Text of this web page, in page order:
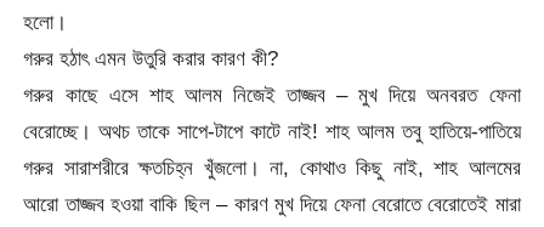
হলো।
গরুর হঠাৎ এমন উতুরি করার কারণ কী?
গরুর কাছে এসে শাহ আলম নিজেই তাজ্জব – মুখ দিয়ে অনবরত ফেনা
বেরোচ্ছে। অথচ তাকে সাপে-টাপে কাটে নাই! শাহ আলম তবু হাতিয়ে-পাতিয়ে
গরুর সারাশরীরে ক্ষতচিহ্ন খুঁজলো। না, কোথাও কিছু নাই, শাহ আলমের
আরো তাজ্জব হওয়া বাকি ছিল – কারণ মুখ দিয়ে ফেনা বেরোতে বেরোতেই মারা